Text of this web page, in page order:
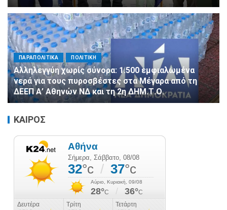
ΠΑΡΑΠΟΛΙΤΙΚΑ ΠΟΛΙΤΙΚΗ
Αλληλεγγύη χωρίς σύνορα: 1.500 εμφιαλωμένα
νερά για τους πυροσβέστες στα Μέγαρα από τη
ΔΕΕΠ Α’ Αθηνών ΝΔ και τη 2η ΔΗΜ.Τ.Ο.
ΚΑΙΡΟΣ